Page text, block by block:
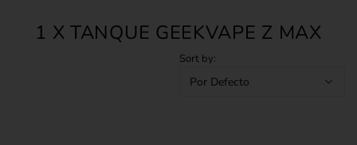
1 X TANQUE GEEKVAPE Z MAX
Sort by: